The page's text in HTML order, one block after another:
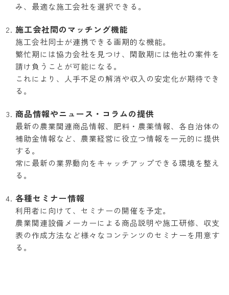
み、最適な施工会社を選択できる。
施工会社間のマッチング機能
施工会社同士が連携できる画期的な機能。
繁忙期には協力会社を見つけ、閑散期には他社の案件を
請け負うことが可能になる。
これにより、人手不足の解消や収入の安定化が期待でき
る。
商品情報やニュース・コラムの提供
最新の農業関連商品情報、肥料・農薬情報、各自治体の
補助金情報など、農業経営に役立つ情報を一元的に提供
する。
常に最新の業界動向をキャッチアップできる環境を整え
る。
各種セミナー情報
利用者に向けて、セミナーの開催を予定。
農業関連設備メーカーによる商品説明や施工研修、収支
表の作成方法など様々なコンテンツのセミナーを用意す
る。